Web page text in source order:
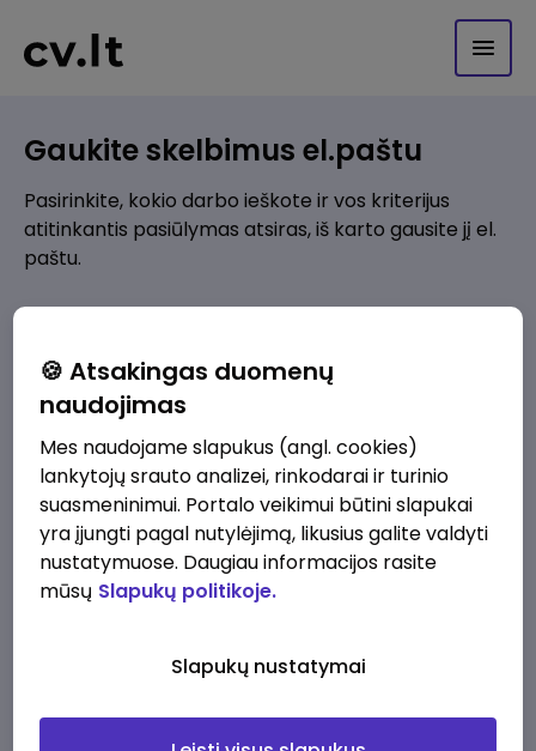
Gaukite skelbimus el.paštu
Pasirinkite, kokio darbo ieškote ir vos kriterijus
atitinkantis pasiūlymas atsiras, iš karto gausite jį el.
paštu.
Pridėti naują
Kokios srities darbo pasiūlymai jus domina?
Pridėti naują
🍪 Atsakingas duomenų
naudojimas
Mes naudojame slapukus (angl. cookies)
lankytojų srauto analizei, rinkodarai ir turinio
suasmeninimui. Portalo veikimui būtini slapukai
yra įjungti pagal nutylėjimą, likusius galite valdyti
nustatymuose. Daugiau informacijos rasite
mūsų Slapukų politikoje.
Slapukų nustatymai